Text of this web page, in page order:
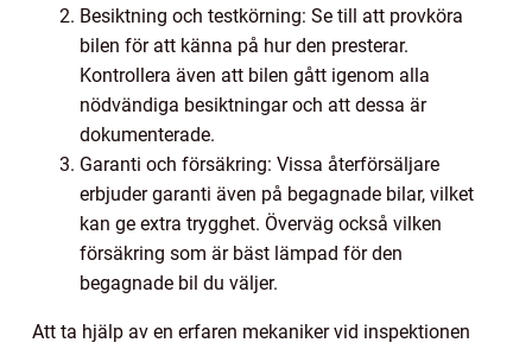
Besiktning och testkörning: Se till att provköra
bilen för att känna på hur den presterar.
Kontrollera även att bilen gått igenom alla
nödvändiga besiktningar och att dessa är
dokumenterade.
Garanti och försäkring: Vissa återförsäljare
erbjuder garanti även på begagnade bilar, vilket
kan ge extra trygghet. Överväg också vilken
försäkring som är bäst lämpad för den
begagnade bil du väljer.
Att ta hjälp av en erfaren mekaniker vid inspektionen